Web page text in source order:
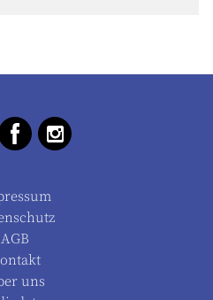
AGB
uns